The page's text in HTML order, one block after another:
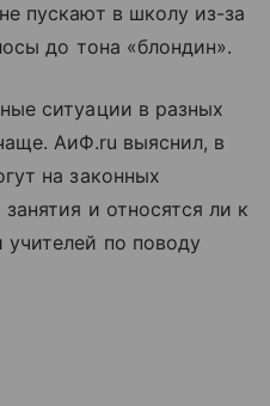
пускают в школу из-за
до тона «блондин».
ситуации в разных
АиФ.ru выяснил, в
на законных
и относятся ли к
по поводу